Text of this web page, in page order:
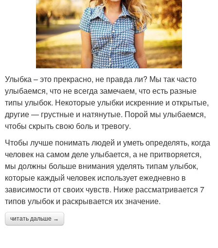
Улыбка – это прекрасно, не правда ли? Мы так часто
улыбаемся, что не всегда замечаем, что есть разные
типы улыбок. Некоторые улыбки искренние и открытые,
другие — грустные и натянутые. Порой мы улыбаемся,
чтобы скрыть свою боль и тревогу.
Чтобы лучше понимать людей и уметь определять, когда
человек на самом деле улыбается, а не притворяется,
мы должны больше внимания уделять типам улыбок,
которые каждый человек использует ежедневно в
зависимости от своих чувств. Ниже рассматривается 7
типов улыбок и раскрывается их значение.
читать дальше →